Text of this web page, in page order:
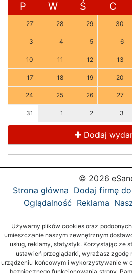
P W Ś C
27 28 29 30
3 4 5 6
10 11 12 13
17 18 19 20
24 25 26 27
31 1 2 3
Dodaj
© 2026
Strona główna Dodaj firmę
Oglądalność Reklama
Używamy plików cookies oraz
umieszczanie naszym zewnętrznym
usług, reklamy, statystyk. Korzystając ze
ustawień przeglądarki, wyrażasz zgodę
urządzeniu końcowym i wykorzystywanie w